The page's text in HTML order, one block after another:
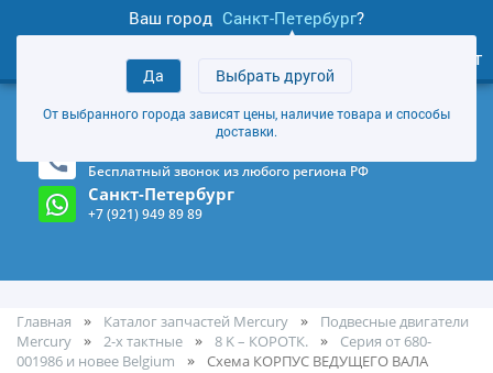
Ваш город Санкт-Петербург?
Да Выбрать другой
От выбранного города зависят цены, наличие товара и способы
доставки.
товаров
Личный кабинет
+7 (921) 949 89 89
Магазин и склад в Санкт-Петербурге (Карта)
Бесплатный звонок из любого региона РФ
Санкт-Петербург
+7 (921) 949 89 89
Главная Каталог запчастей Mercury
Подвесные двигатели
Mercury
2-х тактные 8 K – КОРОТК.
Серия от 680-
001986 и новее Belgium
Cхема КОРПУС ВЕДУЩЕГО ВАЛА